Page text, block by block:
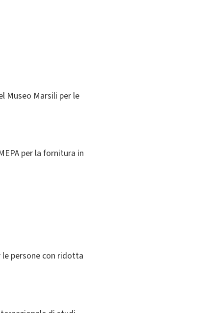
Museo Marsili per le
per la fornitura in
le persone con ridotta